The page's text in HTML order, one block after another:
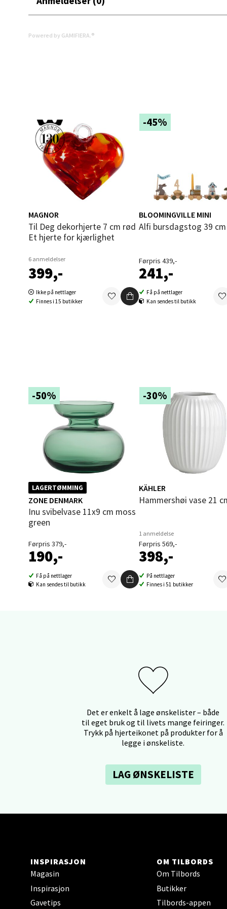
Powered by GAMIFIERA.®
MAGNOR
Til Deg dekorhjerte 7 cm rød
Et hjerte for kjærlighet
6 anmeldelser
399,-
Ikke på nettlager
Finnes i 15 butikker
-45%
BLOOMINGVILLE MINI
Alfi bursdagstog 39
Førpris 439,-
241,-
Få på nettlager
Kan sendes til butikk
-50%
LAGERTØMMING
ZONE DENMARK
Inu svibelvase 11x9 cm moss
green
Førpris 379,-
190,-
Få på nettlager
Kan sendes til butikk
-30%
KÄHLER
Hammershøi vase 21
1 anmeldelse
Førpris 569,-
398,-
På nettlager
Finnes i 51 butikker
Det er enkelt å lage ønskelister – både
til eget bruk og til livets mange feiringer.
Trykk på hjerteikonet på produkter for å
legge i ønskeliste.
LAG ØNSKELISTE
INSPIRASJON
Magasin
Inspirasjon
Gavetips
OM TILBORDS
Om Tilbords
Butikker
Tilbords-appen
Folke
Thon
0 i
0 i
Ski
0 i